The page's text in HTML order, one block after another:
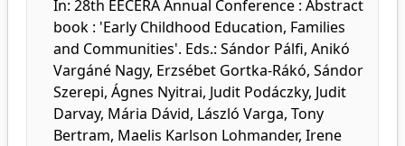
In: 28th EECERA Annual Conference : Abstract
book : 'Early Childhood Education, Families
and Communities'. Eds.: Sándor Pálfi, Anikó
Vargáné Nagy, Erzsébet Gortka-Rákó, Sándor
Szerepi, Ágnes Nyitrai, Judit Podáczky, Judit
Darvay, Mária Dávid, László Varga, Tony
Bertram, Maelis Karlson Lohmander, Irene